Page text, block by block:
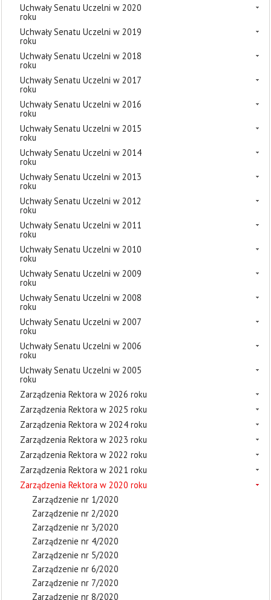
Uchwały Senatu Uczelni w 2020
roku
Uchwały Senatu Uczelni w 2019
roku
Uchwały Senatu Uczelni w 2018
roku
Uchwały Senatu Uczelni w 2017
roku
Uchwały Senatu Uczelni w 2016
roku
Uchwały Senatu Uczelni w 2015
roku
Uchwały Senatu Uczelni w 2014
roku
Uchwały Senatu Uczelni w 2013
roku
Uchwały Senatu Uczelni w 2012
roku
Uchwały Senatu Uczelni w 2011
roku
Uchwały Senatu Uczelni w 2010
roku
Uchwały Senatu Uczelni w 2009
roku
Uchwały Senatu Uczelni w 2008
roku
Uchwały Senatu Uczelni w 2007
roku
Uchwały Senatu Uczelni w 2006
roku
Uchwały Senatu Uczelni w 2005
roku
Zarządzenia Rektora w 2026 roku
Zarządzenia Rektora w 2025 roku
Zarządzenia Rektora w 2024 roku
Zarządzenia Rektora w 2023 roku
Zarządzenia Rektora w 2022 roku
Zarządzenia Rektora w 2021 roku
Zarządzenia Rektora w 2020 roku
Zarządzenie nr 1/2020
Zarządzenie nr 2/2020
Zarządzenie nr 3/2020
Zarządzenie nr 4/2020
Zarządzenie nr 5/2020
Zarządzenie nr 6/2020
Zarządzenie nr 7/2020
Zarządzenie nr 8/2020